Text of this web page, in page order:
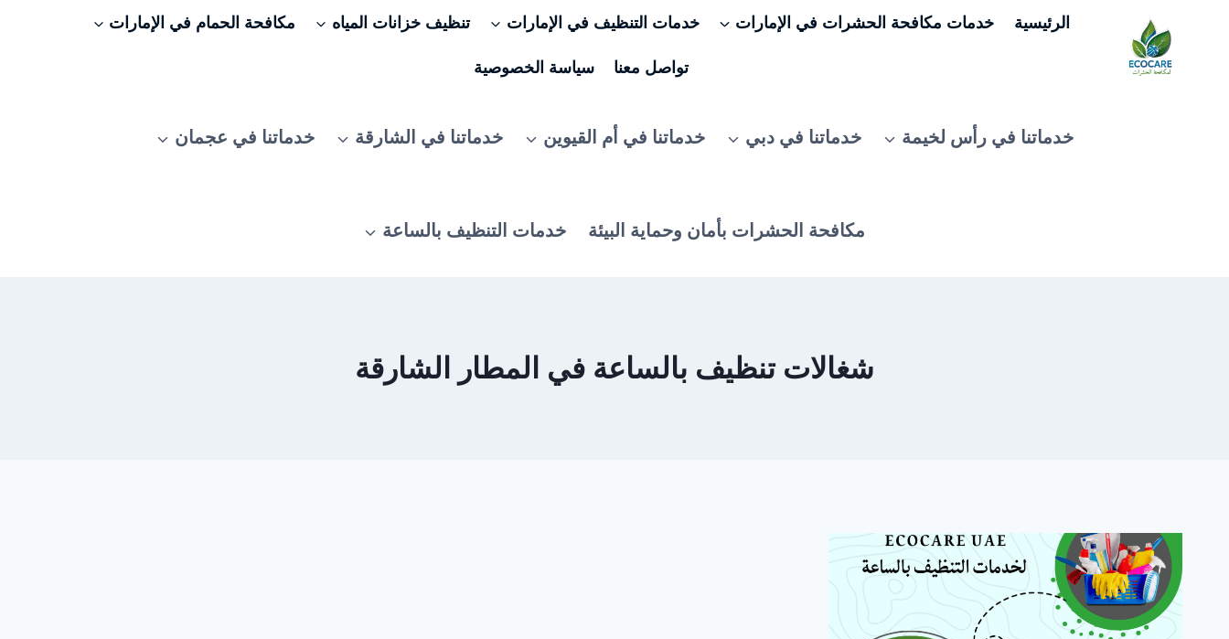
المحتوى
الرئيسية خدمات مكافحة الحشرات في الإمارات خدمات التنظيف في الإمارات تنظيف خزانات المياه مكافحة الحمام في الإمارات
تواصل معنا سياسة الخصوصية
خدماتنا في رأس لخيمة خدماتنا في دبي خدماتنا في أم القيوين خدماتنا في الشارقة خدماتنا في عجمان
مكافحة الحشرات بأمان وحماية البيئة خدمات التنظيف بالساعة
شغالات تنظيف بالساعة في المطار الشارقة